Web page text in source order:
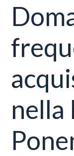
nella
Liguria
case
Blog
Contatti
0)
multiscelta
Qualsiasi
Residenziali